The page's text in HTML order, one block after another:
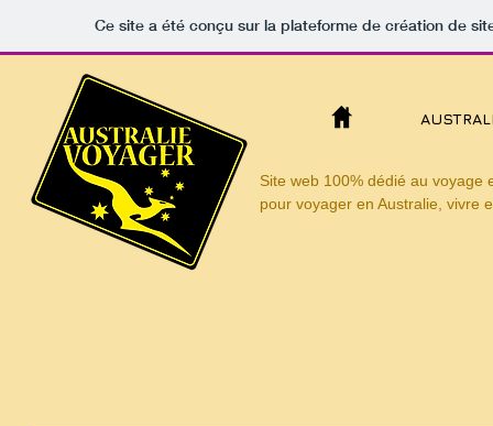
Ce site a été conçu sur la plateforme de création de
Site web 100% dédié au voyage
pour voyager en Australie, vivre